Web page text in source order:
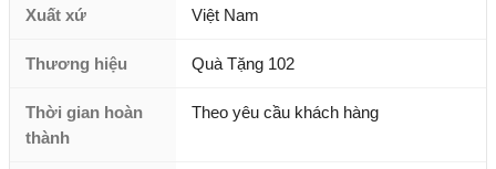
Xuất xứ Việt Nam
Thương hiệu Quà Tặng 102
Thời gian hoàn
thành
Theo yêu cầu khách hàng